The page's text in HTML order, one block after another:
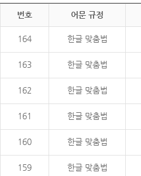
번호 어문 규정
164 한글 맞춤법
163 한글 맞춤법
162 한글 맞춤법
161 한글 맞춤법
160 한글 맞춤법
159 한글 맞춤법